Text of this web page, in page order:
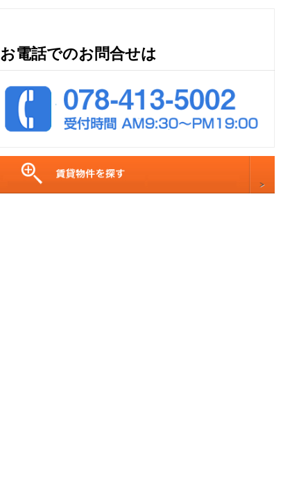
お電話でのお問合せは